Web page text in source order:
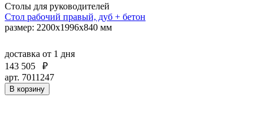
Столы для руководителей
Стол рабочий правый, дуб + бетон
размер: 2200x1996x840 мм
доставка от 1 дня
143 505
₽
арт. 7011247
В корзину